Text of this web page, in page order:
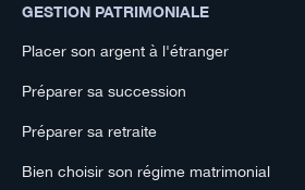
GESTION PATRIMONIALE
Placer son argent à l'étranger
Préparer sa succession
Préparer sa retraite
Bien choisir son régime matrimonial